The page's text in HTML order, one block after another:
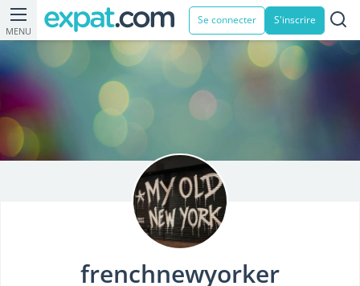
MENU
Se connecter S'inscrire
frenchnewyorker